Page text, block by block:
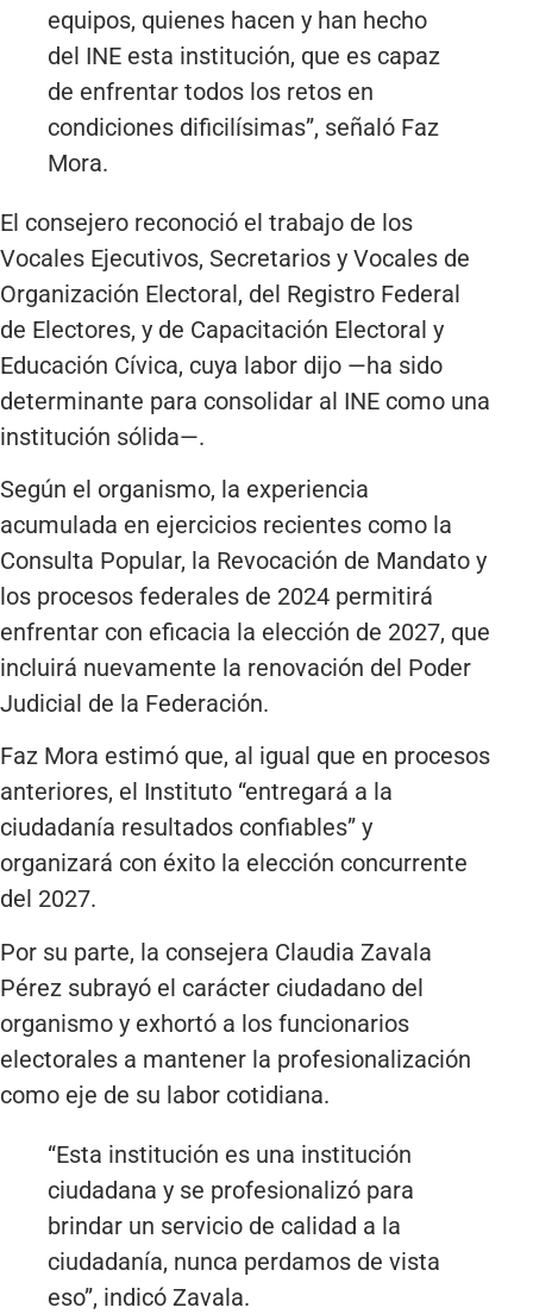
equipos, quienes hacen y han hecho
del INE esta institución, que es capaz
de enfrentar todos los retos en
condiciones dificilísimas”, señaló Faz
Mora.
El consejero reconoció el trabajo de los
Vocales Ejecutivos, Secretarios y Vocales de
Organización Electoral, del Registro Federal
de Electores, y de Capacitación Electoral y
Educación Cívica, cuya labor dijo —ha sido
determinante para consolidar al INE como una
institución sólida—.
Según el organismo, la experiencia
acumulada en ejercicios recientes como la
Consulta Popular, la Revocación de Mandato y
los procesos federales de 2024 permitirá
enfrentar con eficacia la elección de 2027, que
incluirá nuevamente la renovación del Poder
Judicial de la Federación.
Faz Mora estimó que, al igual que en procesos
anteriores, el Instituto “entregará a la
ciudadanía resultados confiables” y
organizará con éxito la elección concurrente
del 2027.
Por su parte, la consejera Claudia Zavala
Pérez subrayó el carácter ciudadano del
organismo y exhortó a los funcionarios
electorales a mantener la profesionalización
como eje de su labor cotidiana.
“Esta institución es una institución
ciudadana y se profesionalizó para
brindar un servicio de calidad a la
ciudadanía, nunca perdamos de vista
eso”, indicó Zavala.